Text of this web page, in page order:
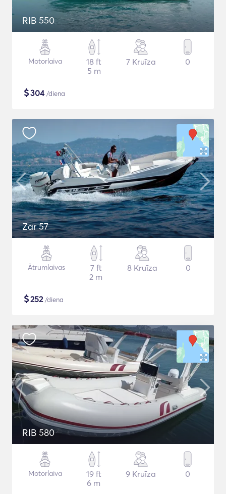
RIB 550
Motorlaiva
18 ft
5 m
7 Kruīza 0
$304/diena
Zar 57
Ātrumlaivas
7 ft
2 m
8 Kruīza 0
$252/diena
RIB 580
Motorlaiva
19 ft
6 m
9 Kruīza 0